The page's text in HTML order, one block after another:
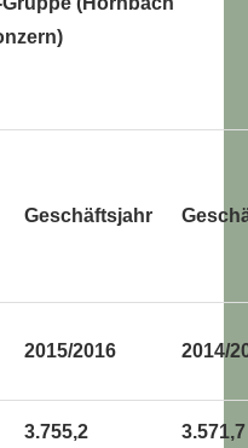
Geschäftsjahr
2015/2016 2014/
3.755,2 3.571,7